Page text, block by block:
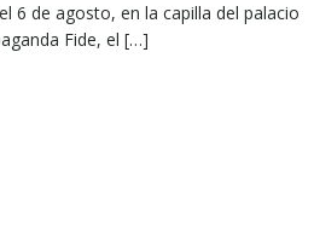
6 de agosto, en la capilla del palacio
Fide, el […]